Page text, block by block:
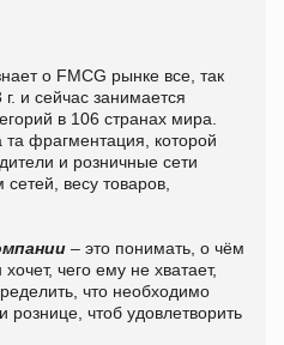
о FMCG рынке все, так
и сейчас занимается
в 106 странах мира.
фрагментация, которой
и розничные сети
весу товаров,
– это понимать, о чём
чего ему не хватает,
что необходимо
рознице, чтоб удовлетворить